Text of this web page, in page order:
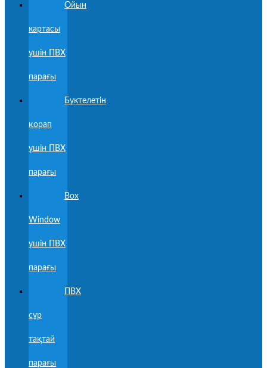
Ойын
картасы
үшін ПВХ
парағы
Бүктелетін
қорап
үшін ПВХ
парағы
Box
Window
үшін ПВХ
парағы
ПВХ
сұр
тақтай
парағы